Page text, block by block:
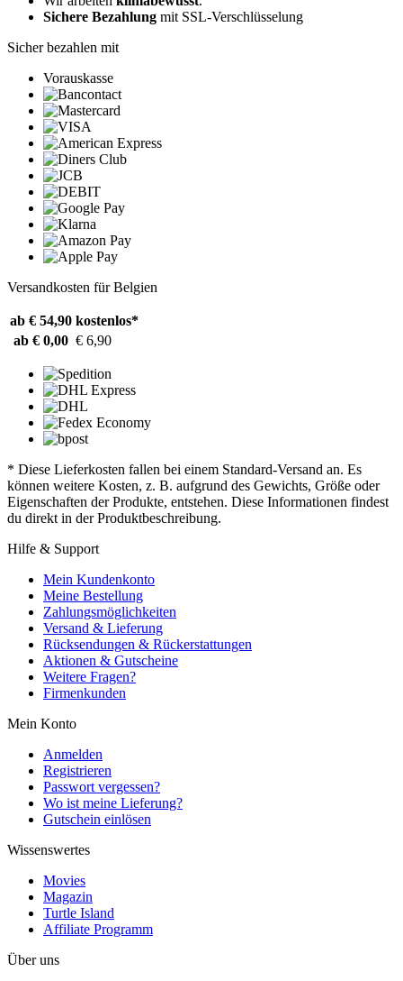
Sichere Bezahlung mit SSL-Verschlüsselung
Sicher bezahlen mit
Vorauskasse
Versandkosten für Belgien
ab € 54,90 kostenlos*
ab € 0,00 € 6,90
* Diese Lieferkosten fallen bei einem Standard-Versand an. Es
können weitere Kosten, z. B. aufgrund des Gewichts, Größe oder
Eigenschaften der Produkte, entstehen. Diese Informationen findest
du direkt in der Produktbeschreibung.
Hilfe & Support
Mein Kundenkonto
Meine Bestellung
Zahlungsmöglichkeiten
Versand & Lieferung
Rücksendungen & Rückerstattungen
Aktionen & Gutscheine
Weitere Fragen?
Firmenkunden
Mein Konto
Anmelden
Registrieren
Passwort vergessen?
Wo ist meine Lieferung?
Gutschein einlösen
Wissenswertes
Movies
Magazin
Turtle Island
Affiliate Programm
Über uns